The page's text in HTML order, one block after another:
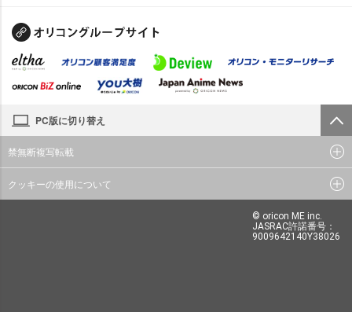
PC版に切り替え
禁無断複写転載
クッキーの使用について
© oricon ME inc.
JASRAC許諾番号：
9009642140Y38026